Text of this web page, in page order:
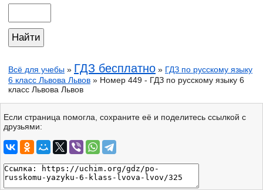
Всё для учебы » ГДЗ бесплатно » ГДЗ по русскому языку
6 класс Львова Львов » Номер 449 - ГДЗ по русскому языку 6
класс Львова Львов
Если страница помогла, сохраните её и поделитесь ссылкой с
друзьями: